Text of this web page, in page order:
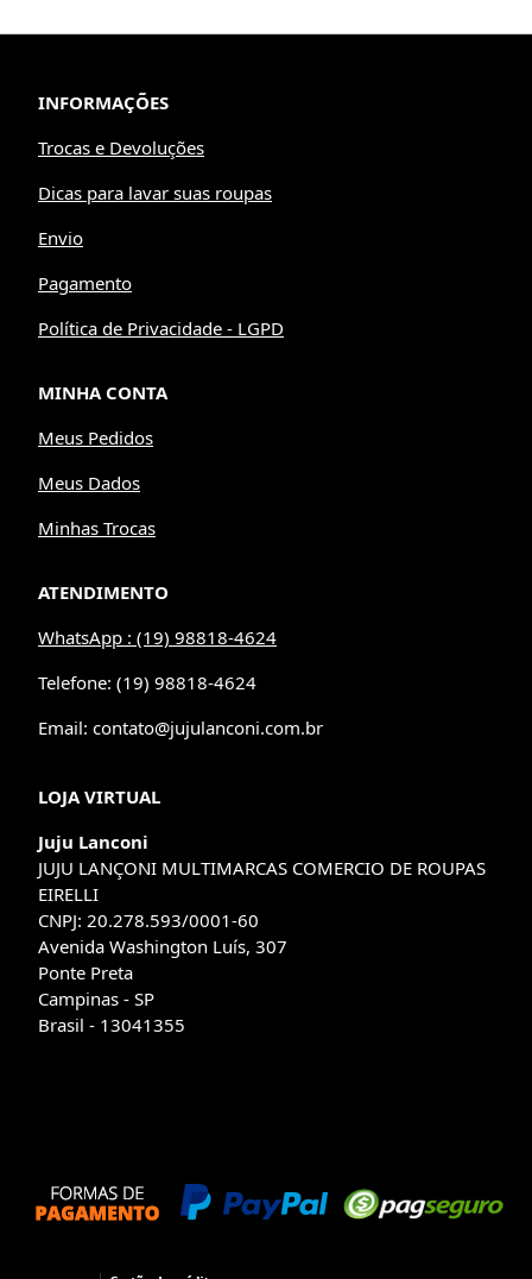
INFORMAÇÕES
Trocas e Devoluções
Dicas para lavar suas roupas
Envio
Pagamento
Política de Privacidade - LGPD
MINHA CONTA
Meus Pedidos
Meus Dados
Minhas Trocas
ATENDIMENTO
WhatsApp : (19) 98818-4624
Telefone: (19) 98818-4624
Email: contato@jujulanconi.com.br
LOJA VIRTUAL
Juju Lanconi
JUJU LANÇONI MULTIMARCAS COMERCIO DE ROUPAS
EIRELLI
CNPJ: 20.278.593/0001-60
Avenida Washington Luís, 307
Ponte Preta
Campinas - SP
Brasil - 13041355